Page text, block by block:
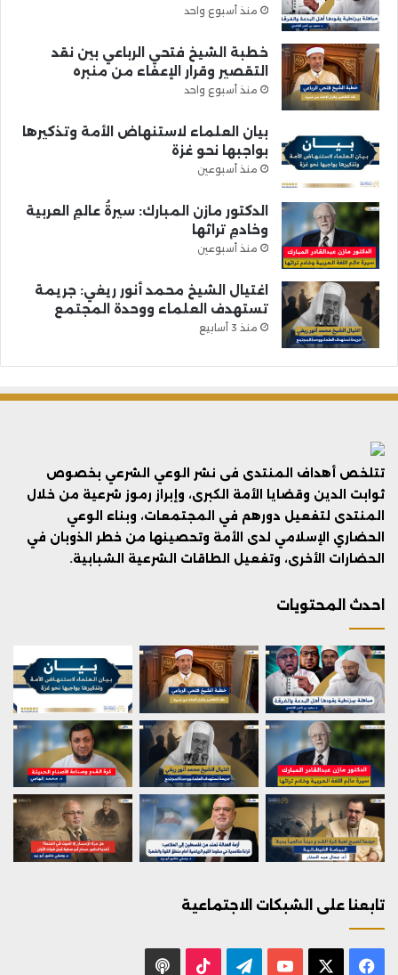
منذ أسبوع واحد
خطبة الشيخ فتحي الرباعي بين نقد
التقصير وقرار الإعفاء من منبره
منذ أسبوع واحد
بيان العلماء لاستنهاض الأمة وتذكيرها
بواجبها نحو غزة
منذ أسبوعين
الدكتور مازن المبارك: سيرةُ عالمِ العربية
وخادمِ تراثها
منذ أسبوعين
اغتيال الشيخ محمد أنور ريغي: جريمة
تستهدف العلماء ووحدة المجتمع
منذ 3 أسابيع
تتلخص أهداف المنتدى فى نشر الوعي الشرعي بخصوص
ثوابت الدين وقضايا الأمة الكبرى، وإبراز رموز شرعية من خلال
المنتدى لتفعيل دورهم في المجتمعات، وبناء الوعي
الحضاري الإسلامي لدى الأمة وتحصينها من خطر الذوبان في
الحضارات الأخرى، وتفعيل الطاقات الشرعية الشبابية.
احدث المحتويات
تابعنا على الشبكات الاجتماعية
فيسبوك يوتيوب تيلقرام ‫TikTok